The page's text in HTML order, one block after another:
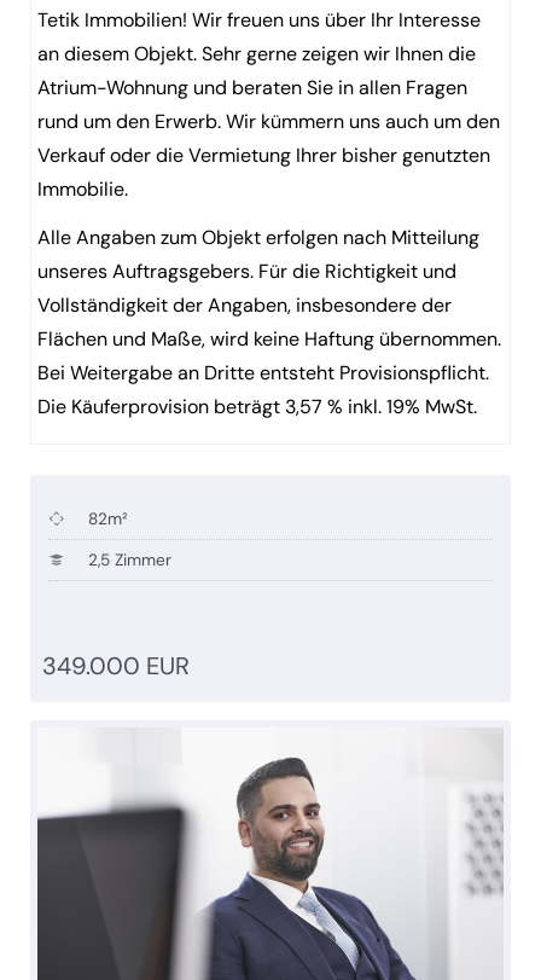
Tetik Immobilien! Wir freuen uns über Ihr Interesse
an diesem Objekt. Sehr gerne zeigen wir Ihnen die
Atrium-Wohnung und beraten Sie in allen Fragen
rund um den Erwerb. Wir kümmern uns auch um den
Verkauf oder die Vermietung Ihrer bisher genutzten
Immobilie.
Alle Angaben zum Objekt erfolgen nach Mitteilung
unseres Auftragsgebers. Für die Richtigkeit und
Vollständigkeit der Angaben, insbesondere der
Flächen und Maße, wird keine Haftung übernommen.
Bei Weitergabe an Dritte entsteht Provisionspflicht.
Die Käuferprovision beträgt 3,57 % inkl. 19% MwSt.
82m²
2,5 Zimmer
349.000 EUR